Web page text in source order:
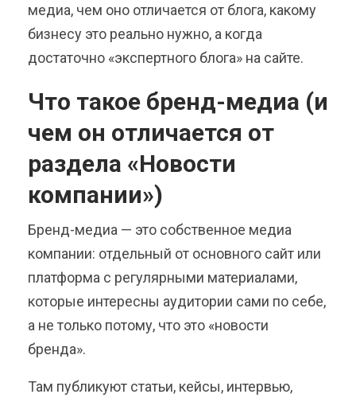
медиа, чем оно отличается от блога, какому
бизнесу это реально нужно, а когда
достаточно «экспертного блога» на сайте.
Что такое бренд-медиа (и
чем он отличается от
раздела «Новости
компании»)
Бренд-медиа — это собственное медиа
компании: отдельный от основного сайт или
платформа с регулярными материалами,
которые интересны аудитории сами по себе,
а не только потому, что это «новости
бренда».
Там публикуют статьи, кейсы, интервью,